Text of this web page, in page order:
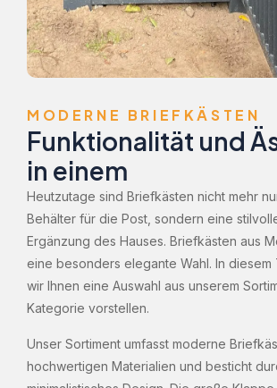
MODERNE BRIEFKÄSTEN
Funktionalität und
in einem
Heutzutage sind Briefkästen nicht mehr
Behälter für die Post, sondern eine
Ergänzung des Hauses. Briefkästen aus
eine besonders elegante Wahl. In diesem
wir Ihnen eine Auswahl aus unserem
Kategorie vorstellen.
Unser Sortiment umfasst moderne
hochwertigen Materialien und besticht